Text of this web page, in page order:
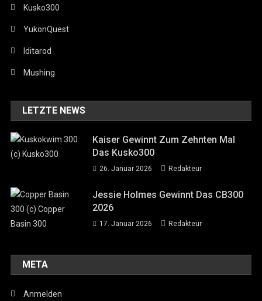
Kusko300
YukonQuest
Iditarod
Mushing
LETZTE NEWS
Kaiser Gewinnt Zum Zehnten Mal
Das Kusko300
26. Januar 2026 Redakteur
Jessie Holmes Gewinnt Das CB300
2026
17. Januar 2026 Redakteur
META
Anmelden